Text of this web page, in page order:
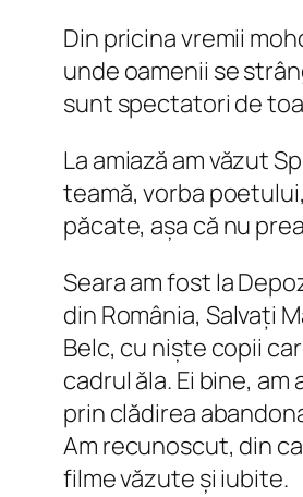
Din pricina vremii
unde oamenii se
sunt spectatori de
La amiază am văzut
teamă, vorba
păcate, așa că nu
Seara am fost la
din România, Salvați
Belc, cu niște copii
cadrul ăla. Ei bine,
prin clădirea
Am recunoscut, din
filme văzute și iubite.